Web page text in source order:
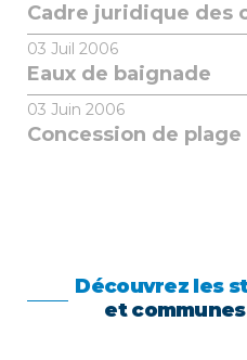
Cadre juridique des
03 Juil 2006
Eaux de baignade
03 Juin 2006
Concession de plage
Découvrez les
et